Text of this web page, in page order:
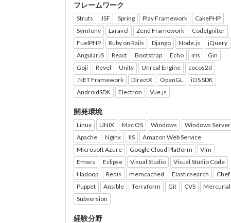
フレームワーク
Struts JSF Spring Play Framework
CakePHP
Symfony
Laravel Zend Framework
CodeIgniter
FuelPHP
Ruby on Rails Django Node.js
jQuery
AngularJS
React Bootstrap Echo iris
Gin
Goji
Revel Unity Unreal Engine
cocos2d
.NET Framework
DirectX OpenGL
iOS SDK
AndroidSDK
Electron Vue.js
開発環境
Linux UNIX Mac OS Windows
Windows Server
Apache
Nginx IIS
Amazon Web Service
Microsoft Azure
Google Cloud Platform
Vim
Emacs
Eclipse Visual Studio
Visual Studio Code
Hadoop
Redis memcached Elasticsearch
Chef
Puppet
Ansible Terraform Git CVS
Mercurial
Subversion
経験分野